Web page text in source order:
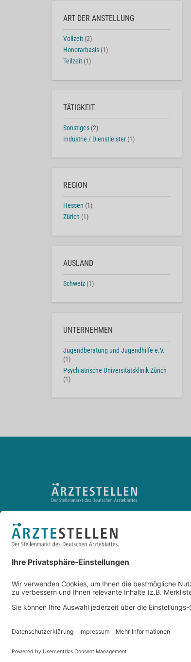
ART DER ANSTELLUNG
Vollzeit (2)
Honorarbasis (1)
Teilzeit (1)
TÄTIGKEIT
Sonstiges (2)
Industrie / Dienstleister (1)
REGION
Hessen (1)
Zürich (1)
AUSLAND
Schweiz (1)
UNTERNEHMEN
Jugendberatung und Jugendhilfe e.V.
(1)
Psychiatrische Universitätsklinik Zürich
(1)
Entwickelt durchJOBIQO